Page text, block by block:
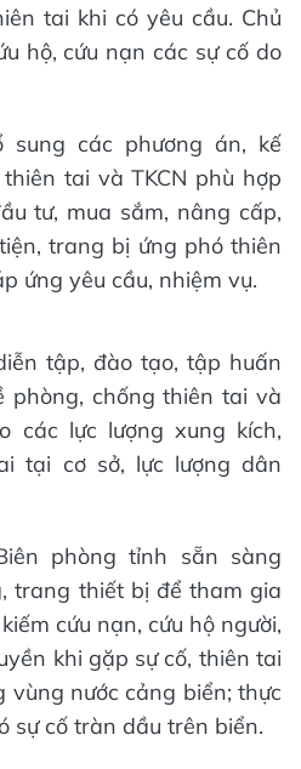
tai khi có yêu cầu. Chủ
hộ, cứu nạn các sự cố do
sung các phương án, kế
tai và TKCN phù hợp
tư, mua sắm, nâng cấp,
trang bị ứng phó thiên
ứng yêu cầu, nhiệm vụ.
tập, đào tạo, tập huấn
phòng, chống thiên tai và
các lực lượng xung kích,
tại cơ sở, lực lượng dân
phòng tỉnh sẵn sàng
trang thiết bị để tham gia
cứu nạn, cứu hộ người,
khi gặp sự cố, thiên tai
nước cảng biển; thực
sự cố tràn dầu trên biển.